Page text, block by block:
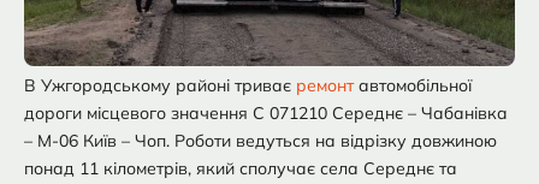
В Ужгородському районі триває ремонтавтомобільної
дороги місцевого значення С 071210 Середнє – Чабанівка
– М-06 Київ – Чоп. Роботи ведуться на відрізку довжиною
понад 11 кілометрів, який сполучає села Середнє та